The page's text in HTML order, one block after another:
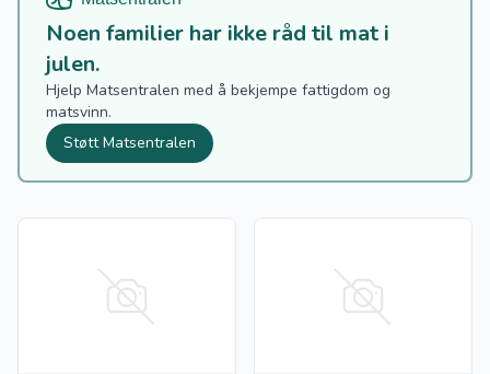
Noen familier har ikke råd til mat i
julen.
Hjelp Matsentralen med å bekjempe fattigdom og
matsvinn.
Støtt Matsentralen